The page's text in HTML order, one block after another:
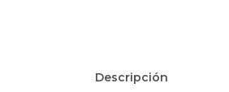
Descripción